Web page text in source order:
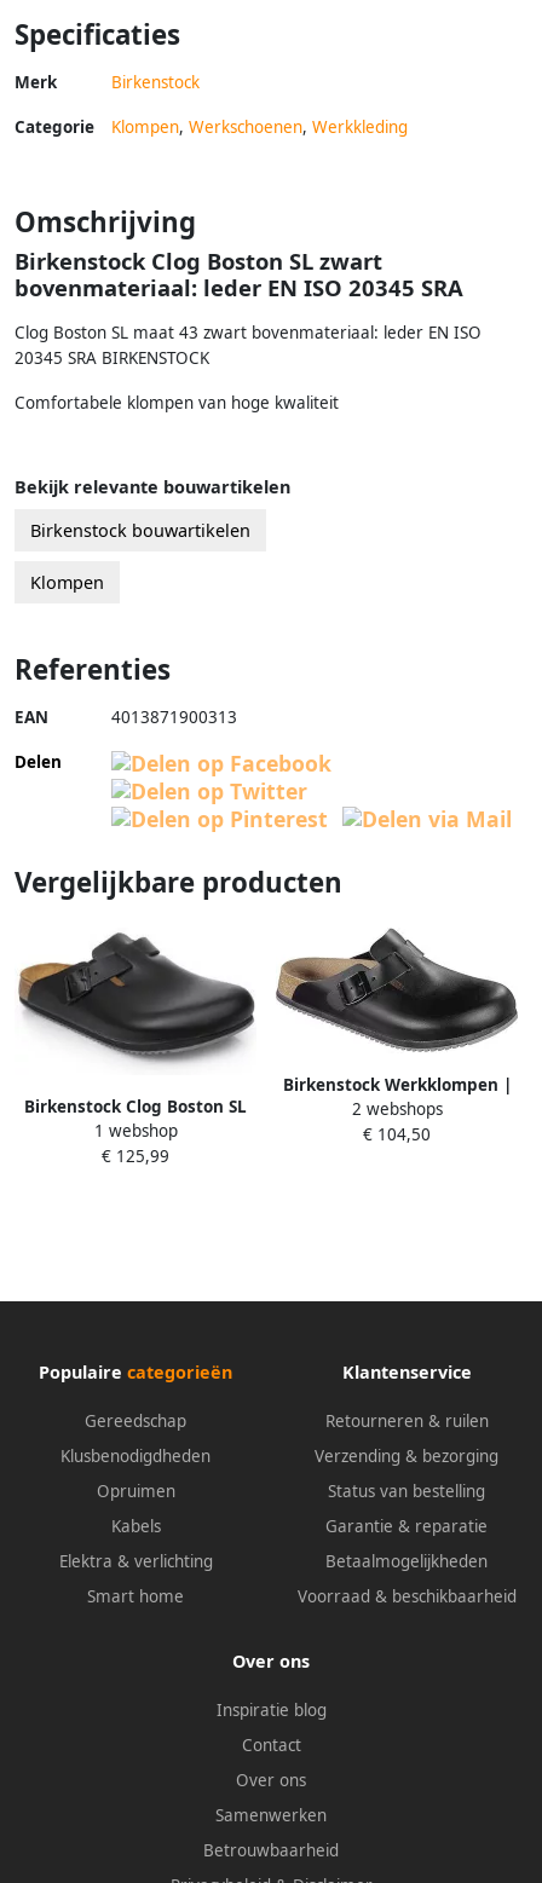
Specificaties
Merk Birkenstock
Categorie Klompen, Werkschoenen, Werkkleding
Omschrijving
Birkenstock Clog Boston SL zwart
bovenmateriaal: leder EN ISO 20345 SRA
Clog Boston SL maat 43 zwart bovenmateriaal: leder EN ISO
20345 SRA BIRKENSTOCK
Comfortabele klompen van hoge kwaliteit
Bekijk relevante bouwartikelen
Birkenstock bouwartikelen
Klompen
Referenties
EAN 4013871900313
Delen
Vergelijkbare producten
Birkenstock Clog Boston SL
zwart bovenmateriaal: leder
EN ISO 20345 SRA
1 webshop
€ 125,99
Birkenstock Werkklompen |
zwart | bovenmateriaal:
leder | EN ISO 20345 SRA | 1
2 webshops
€ 104,50
Populaire categorieën
Gereedschap
Klusbenodigdheden
Opruimen
Kabels
Elektra & verlichting
Smart home
Klantenservice
Retourneren & ruilen
Verzending & bezorging
Status van bestelling
Garantie & reparatie
Betaalmogelijkheden
Voorraad & beschikbaarheid
Over ons
Inspiratie blog
Contact
Over ons
Samenwerken
Betrouwbaarheid